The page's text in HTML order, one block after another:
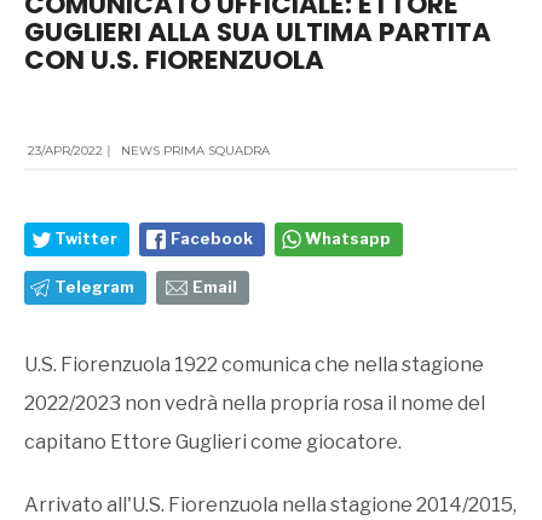
GUGLIERI ALLA SUA ULTIMA PARTITA
CON U.S. FIORENZUOLA
23/APR/2022 | NEWS PRIMA SQUADRA
Twitter Facebook Whatsapp
Telegram Email
U.S. Fiorenzuola 1922 comunica che nella stagione
2022/2023 non vedrà nella propria rosa il nome del
capitano Ettore Guglieri come giocatore.
Arrivato all'U.S. Fiorenzuola nella stagione 2014/2015,